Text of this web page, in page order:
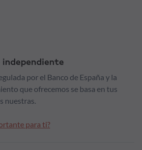
independiente
por el Banco de España y la
que ofrecemos se basa en tus
nuestras.
para ti?